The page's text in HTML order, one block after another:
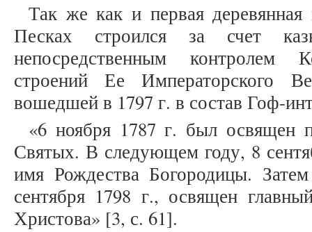
Так же как и первая
Песках строился за счет
непосредственным контролем
строений Ее Императорского
вошедшей в 1797 г. в состав Гоф-
«6 ноября 1787 г. был освящен
Святых. В следующем году, 8
имя Рождества Богородицы.
сентября 1798 г., освящен
Христова» [3, с. 61].